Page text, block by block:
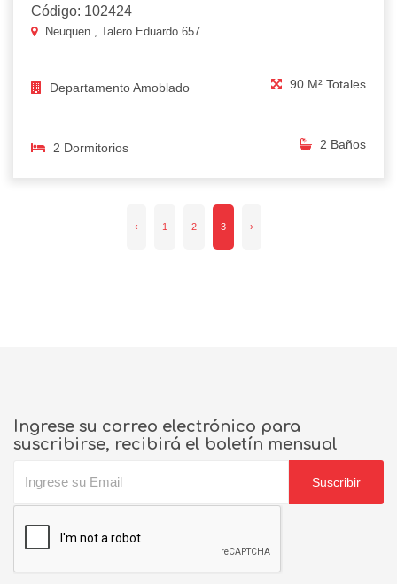
Código: 102424
Neuquen , Talero Eduardo 657
Departamento Amoblado 90 M² Totales
2 Dormitorios 2 Baños
‹ 1 2 3 ›
Ingrese su correo electrónico para
suscribirse, recibirá el boletín mensual
Suscribir